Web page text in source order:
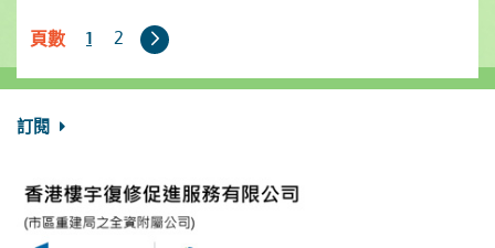
頁數 1 2
下
頁
訂閱